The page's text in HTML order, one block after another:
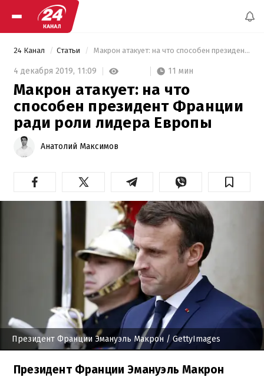
24 Канал Статьи Макрон атакует: на что способен президент Франции ради роли лидера Европы
4 декабря 2019, 11:09 11 мин
Макрон атакует: на что
способен президент Франции
ради роли лидера Европы
Анатолий Максимов
Президент Франции Эмануэль Макрон / GettyImages
Президент Франции Эмануэль Макрон